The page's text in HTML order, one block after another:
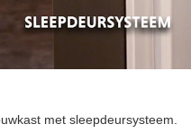
met sleepdeursysteem.